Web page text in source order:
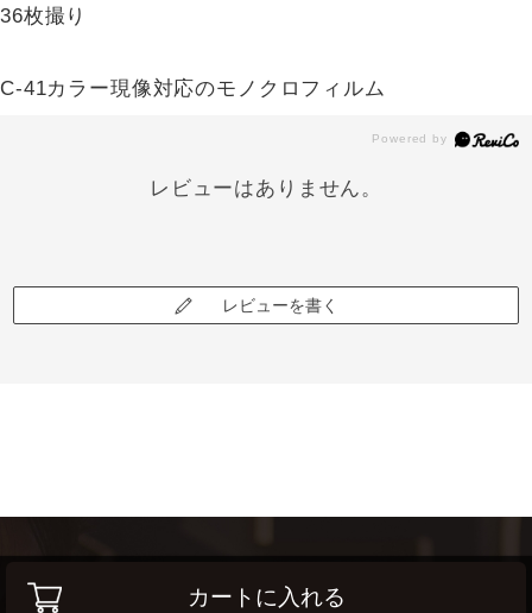
カートに入れる
36枚撮り
C-41カラー現像対応のモノクロフィルム
レビューはありません。
レビューを書く